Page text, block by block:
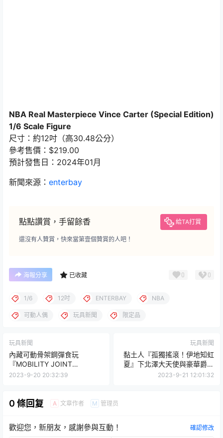
NBA Real Masterpiece Vince Carter (Special Edition)
1/6 Scale Figure
尺寸：約12吋（高30.48公分）
參考售價：$219.00
預計發售日：2024年01月
新聞來源： enterbay
點點讚賞，手留餘香 給TA打賞
還沒有人贊賞，快來當第壹個贊賞的人吧！
海報分享 已收藏 0 0
1/6 12吋 ENTERBAY NBA
可動人偶 玩具新聞 限定品
玩具新聞
內藏可動骨架鋼彈食玩
『MOBILITY JOINT
GUNDAM 黑色三連星 高機動
2023-9-20 20:32:39
玩具新聞
黏土人『孤獨搖滾！伊地知虹
夏』下北澤大天使與豪華爵士
鼓組可愛現身♫
2023-9-21 12:01:32
0 條回复 A 文章作者 M 管理员
歡迎您，新朋友，感謝參與互動！ 確認修改